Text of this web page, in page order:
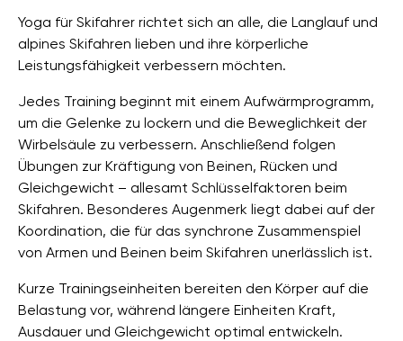
Yoga für Skifahrer richtet sich an alle, die Langlauf und
alpines Skifahren lieben und ihre körperliche
Leistungsfähigkeit verbessern möchten.
Jedes Training beginnt mit einem Aufwärmprogramm,
um die Gelenke zu lockern und die Beweglichkeit der
Wirbelsäule zu verbessern. Anschließend folgen
Übungen zur Kräftigung von Beinen, Rücken und
Gleichgewicht – allesamt Schlüsselfaktoren beim
Skifahren. Besonderes Augenmerk liegt dabei auf der
Koordination, die für das synchrone Zusammenspiel
von Armen und Beinen beim Skifahren unerlässlich ist.
Kurze Trainingseinheiten bereiten den Körper auf die
Belastung vor, während längere Einheiten Kraft,
Ausdauer und Gleichgewicht optimal entwickeln.